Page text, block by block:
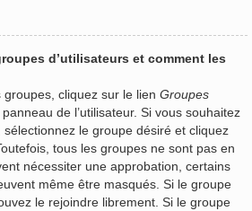
d’utilisateurs et comment les
cliquez sur le lien Groupes
de l’utilisateur. Si vous souhaitez
le groupe désiré et cliquez
tous les groupes ne sont pas en
nécessiter une approbation, certains
même être masqués. Si le groupe
le rejoindre librement. Si le groupe